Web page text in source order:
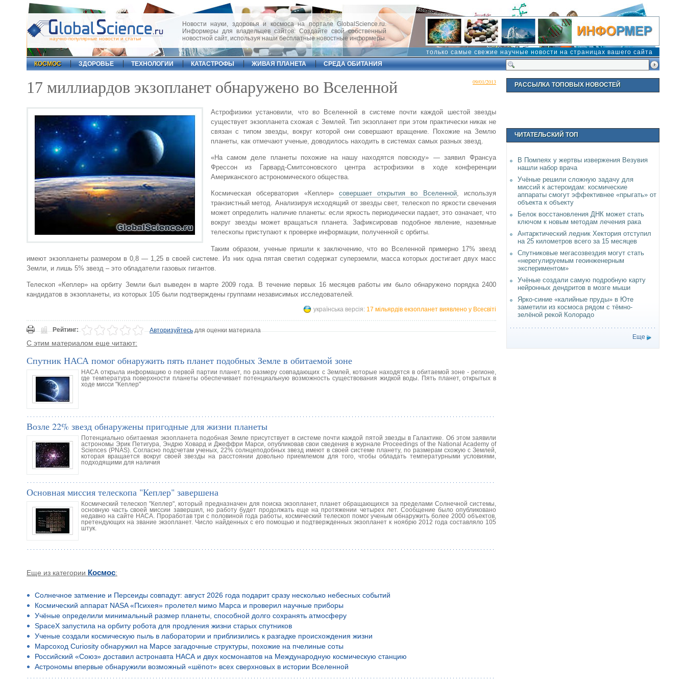
научно-популярные новости и статьи
Новости науки, здоровья и космоса на портале GlobalScience.ru.
Информеры для владельцев сайтов. Создайте свой собственный
новостной сайт, используя наши бесплатные новостные информеры.
только самые свежие научные новости на страницах вашего сайта
КОСМОС
ЗДОРОВЬЕ ТЕХНОЛОГИИ КАТАСТРОФЫ ЖИВАЯ ПЛАНЕТА СРЕДА ОБИТАНИЯ
09/01/2013
17 миллиардов экзопланет обнаружено во Вселенной
Астрофизики установили, что во Вселенной в системе почти каждой шестой звезды
существует экзопланета схожая с Землей. Тип экзопланет при этом практически никак не
связан с типом звезды, вокруг которой они совершают вращение. Похожие на Землю
планеты, как отмечают ученые, доводилось находить в системах самых разных звезд.
«На самом деле планеты похожие на нашу находятся повсюду» — заявил Франсуа
Фрессон из Гарвард-Смитсоновского центра астрофизики в ходе конференции
Американского астрономического общества.
Космическая обсерватория «Кеплер» совершает открытия во Вселенной, используя
транзистный метод. Анализируя исходящий от звезды свет, телескоп по яркости свечения
может определить наличие планеты: если яркость периодически падает, это означает, что
вокруг звезды может вращаться планета. Зафиксировав подобное явление, наземные
телескопы приступают к проверке информации, полученной с орбиты.
Таким образом, ученые пришли к заключению, что во Вселенной примерно 17% звезд
имеют экзопланеты размером в 0,8 — 1,25 в своей системе. Из них одна пятая светил содержат суперземли, масса которых достигает двух масс
Земли, и лишь 5% звезд – это обладатели газовых гигантов.
Телескоп «Кеплер» на орбиту Земли был выведен в марте 2009 года. В течение первых 16 месяцев работы им было обнаружено порядка 2400
кандидатов в экзопланеты, из которых 105 были подтверждены группами независимых исследователей.
українська версія: 17 мільярдів екзопланет виявлено у Всесвіті
Рейтинг: Авторизуйтесьдля оценки материала
С этим материалом еще читают:
Спутник НАСА помог обнаружить пять планет подобных Земле в обитаемой зоне
НАСА открыла информацию о первой партии планет, по размеру совпадающих с Землей, которые находятся в обитаемой зоне - регионе,
где температура поверхности планеты обеспечивает потенциальную возможность существования жидкой воды. Пять планет, открытых в
ходе мисси "Кеплер"
Возле 22% звезд обнаружены пригодные для жизни планеты
Потенциально обитаемая экзопланета подобная Земле присутствует в системе почти каждой пятой звезды в Галактике. Об этом заявили
астрономы Эрик Петигура, Эндрю Ховард и Джеффри Марси, опубликовав свои сведения в журнале Proceedings of the National Academy of
Sciences (PNAS). Согласно подсчетам ученых, 22% солнцеподобных звезд имеют в своей системе планету, по размерам схожую с Землей,
которая вращается вокруг своей звезды на расстоянии довольно приемлемом для того, чтобы обладать температурными условиями,
подходящими для наличия
Основная миссия телескопа "Кеплер" завершена
Космический телескоп "Кеплер", который предназначен для поиска экзопланет, планет обращающихся за пределами Солнечной системы,
основную часть своей миссии завершил, но работу будет продолжать еще на протяжении четырех лет. Сообщение было опубликовано
недавно на сайте НАСА. Проработав три с половиной года работы, космический телескоп помог ученым обнаружить более 2000 объектов,
претендующих на звание экзопланет. Число найденных с его помощью и подтвержденных экзопланет к ноябрю 2012 года составляло 105
штук.
Еще из категории Космос:
Солнечное затмение и Персеиды совпадут: август 2026 года подарит сразу несколько небесных событий
Космический аппарат NASA «Психея» пролетел мимо Марса и проверил научные приборы
Учёные определили минимальный размер планеты, способной долго сохранять атмосферу
SpaceX запустила на орбиту робота для продления жизни старых спутников
Ученые создали космическую пыль в лаборатории и приблизились к разгадке происхождения жизни
Марсоход Curiosity обнаружил на Марсе загадочные структуры, похожие на пчелиные соты
Российский «Союз» доставил астронавта НАСА и двух космонавтов на Международную космическую станцию
Астрономы впервые обнаружили возможный «шёпот» всех сверхновых в истории Вселенной
РАССЫЛКА ТОПОВЫХ НОВОСТЕЙ
ЧИТАТЕЛЬСКИЙ ТОП
В Помпеях у жертвы извержения Везувия
нашли набор врача
Учёные решили сложную задачу для
миссий к астероидам: космические
аппараты смогут эффективнее «прыгать» от
объекта к объекту
Белок восстановления ДНК может стать
ключом к новым методам лечения рака
Антарктический ледник Хектория отступил
на 25 километров всего за 15 месяцев
Спутниковые мегасозвездия могут стать
«нерегулируемым геоинженерным
экспериментом»
Учёные создали самую подробную карту
нейронных дендритов в мозге мыши
Ярко-синие «калийные пруды» в Юте
заметили из космоса рядом с тёмно-
зелёной рекой Колорадо
Еще